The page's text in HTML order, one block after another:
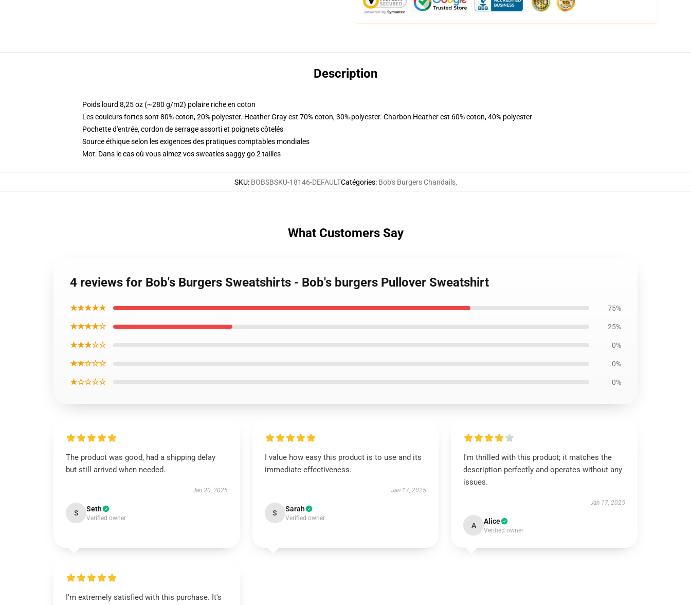
Description
Poids lourd 8,25 oz (~280 g/m2) polaire riche en coton
Les couleurs fortes sont 80% coton, 20% polyester. Heather Gray est 70% coton, 30% polyester. Charbon Heather est 60% coton, 40% polyester
Pochette d'entrée, cordon de serrage assorti et poignets côtelés
Source éthique selon les exigences des pratiques comptables mondiales
Mot: Dans le cas où vous aimez vos sweaties saggy go 2 tailles
SKU: BOBSBSKU-18146-DEFAULTCatégories: Bob's Burgers Chandails,
What Customers Say
4 reviews for Bob's Burgers Sweatshirts - Bob's burgers Pullover Sweatshirt
★★★★★ 75%
★★★★☆ 25%
★★★☆☆ 0%
★★☆☆☆ 0%
★☆☆☆☆ 0%
The product was good, had a shipping delay
but still arrived when needed.
Jan 20, 2025
S Seth
Verified owner
I value how easy this product is to use and its
immediate effectiveness.
Jan 17, 2025
S Sarah
Verified owner
I'm thrilled with this product; it matches the
description perfectly and operates without any
issues.
Jan 17, 2025
A Alice
Verified owner
I'm extremely satisfied with this purchase. It's